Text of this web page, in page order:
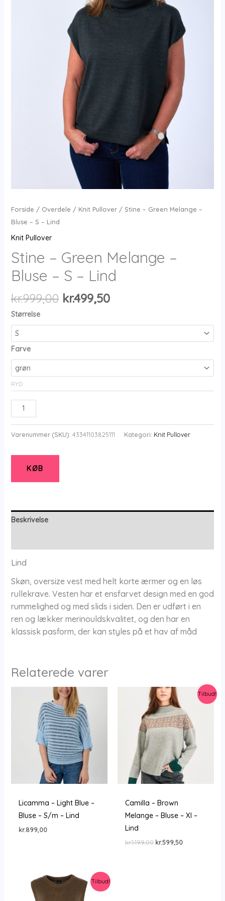
Forside / Overdele / Knit Pullover/ Stine – Green Melange –
Bluse – S – Lind
Knit Pullover
Stine – Green Melange –
Bluse – S – Lind
kr.999,00 Den
pris
kr.499,50Den
pris
Størrelse
Farve
RYD
Stine
-
Green
-
Bluse
-
Lind
Varenummer (SKU): 43341103825111 Kategori: Knit Pullover
KØB
Beskrivelse
Lind
Skøn, oversize vest med helt korte ærmer og en løs
rullekrave. Vesten har et ensfarvet design med en god
rummelighed og med slids i siden. Den er udført i en
ren og lækker merinouldskvalitet, og den har en
klassisk pasform, der kan styles på et hav af måd
Relaterede varer
Licamma – Light Blue –
Bluse – S/m – Lind
kr.899,00
Tilbud!
Camilla – Brown
Melange – Bluse – Xl –
Lind
kr.1.199,00 Den
kr.599,50Den
Tilbud!